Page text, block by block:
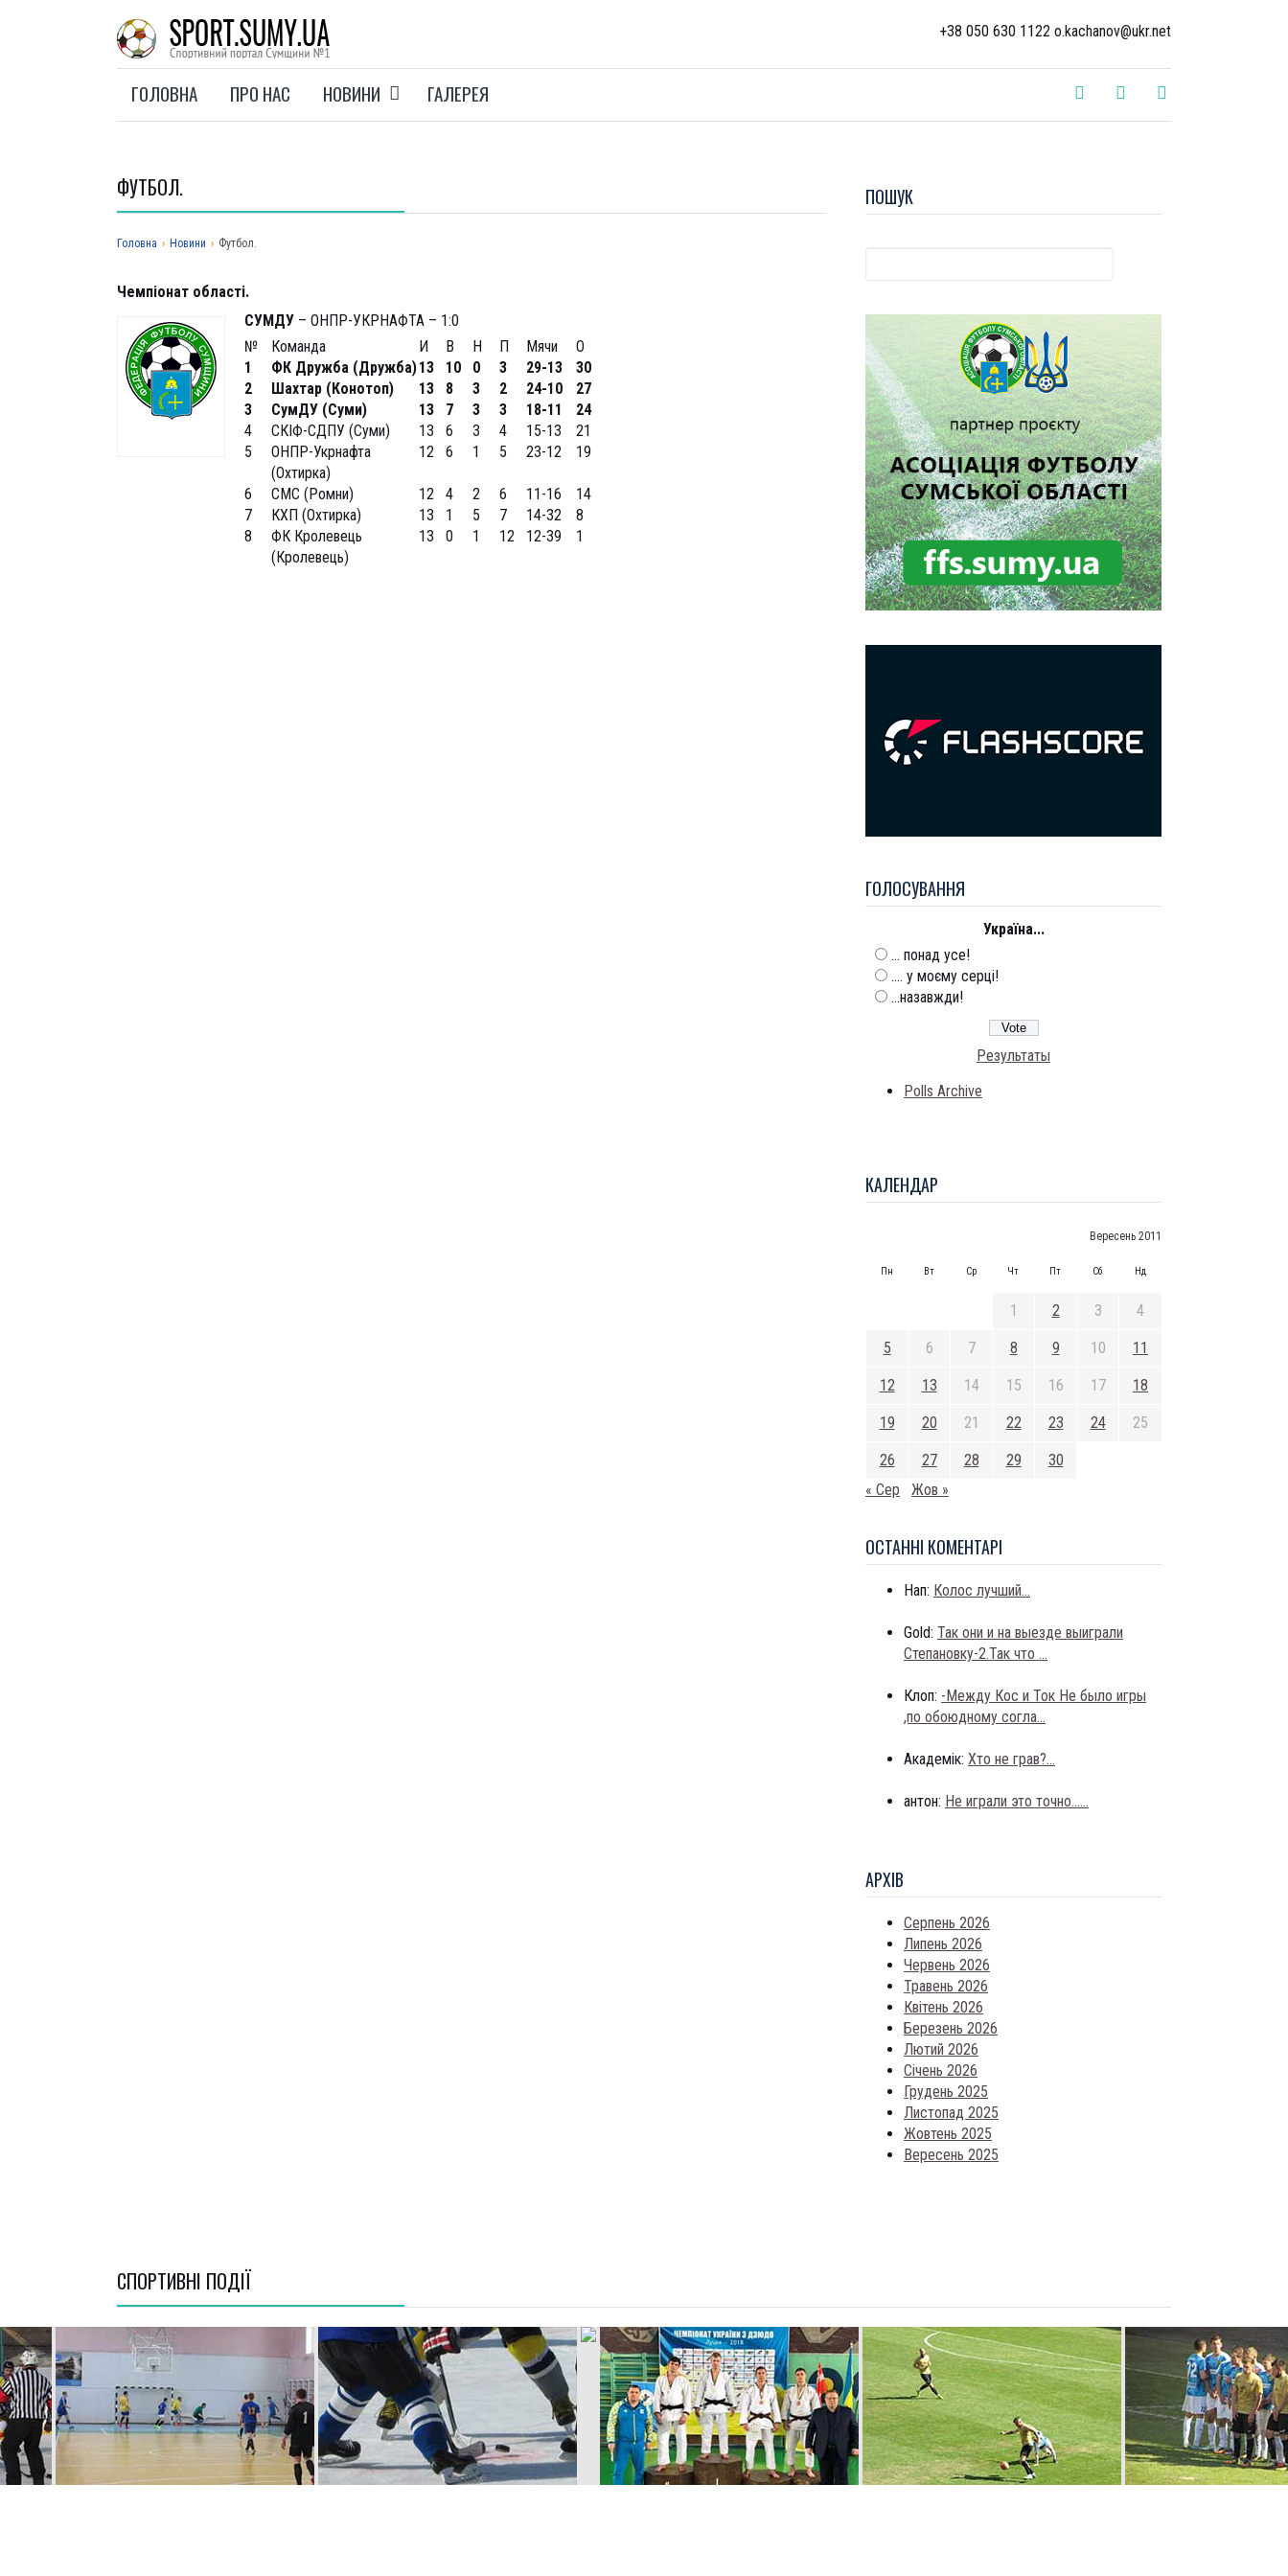
+38 050 630 1122 o.kachanov@ukr.net
ГОЛОВНА ПРО НАС НОВИНИ ГАЛЕРЕЯ
ПОШУК
ГОЛОСУВАННЯ
Україна...
... понад усе!
.... у моєму серці!
...назавжди!
Результаты
Polls Archive
КАЛЕНДАР
Вересень 2011
Пн Вт Ср Чт Пт Сб Нд
1 2 3 4
5 6 7 8 9 10 11
12 13 14 15 16 17 18
19 20 21 22 23 24 25
26 27 28 29
30
« Сер
Жов »
ОСТАННI КОМЕНТАРI
Нап: Колос лучший...
Gold: Так они и на выезде выиграли
Степановку-2.Так что ...
Клоп: -Между Кос и Ток Не было игры
,по обоюдному согла...
Академік: Хто не грав?...
антон: Не играли это точно......
АРХIВ
Серпень 2026
Липень 2026
Червень 2026
Травень 2026
Квітень 2026
Березень 2026
Лютий 2026
Січень 2026
Грудень 2025
Листопад 2025
Жовтень 2025
Вересень 2025
ФУТБОЛ.
Головна › Новини › Футбол.
Чемпіонат області.
СУМДУ – ОНПР-УКРНАФТА – 1:0
№
Команда И В Н П Мячи
О
1
ФК Дружба (Дружба)13 10 0 3 29-13
30
2
Шахтар (Конотоп) 13 8 3 2 24-10
27
3
СумДУ (Суми) 13 7 3 3 18-11
24
4
СКІФ-СДПУ (Суми) 13 6 3 4 15-13
21
5
ОНПР-Укрнафта
(Охтирка)
12 6 1 5 23-12 19
6 СМС (Ромни) 12 4 2 6 11-16
14
7
КХП (Охтирка) 13 1 5 7 14-32
8
8
ФК Кролевець
(Кролевець)
13 0 1 12 12-39 1
СПОРТИВНI ПОДІЇ